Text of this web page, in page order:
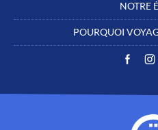
NOTRE
POURQUOI